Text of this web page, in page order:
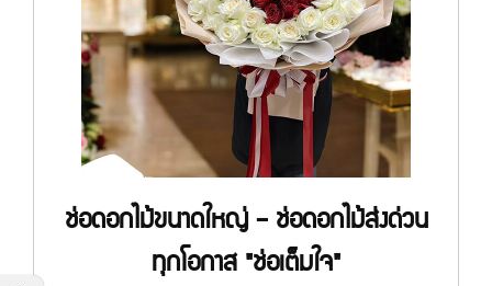
ช่อดอกไม้ขนาดใหญ่ – ช่อดอกไม้ส่งด่วน
ทุกโอกาส "ช่อเต็มใจ"